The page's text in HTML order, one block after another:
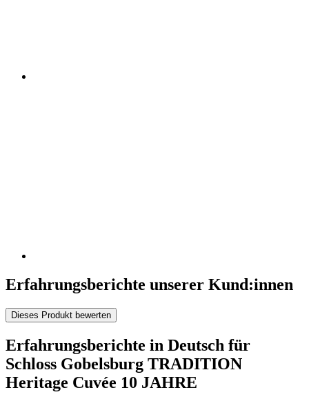
Erfahrungsberichte unserer Kund:innen
Dieses Produkt bewerten
Erfahrungsberichte in Deutsch für
Schloss Gobelsburg TRADITION
Heritage Cuvée 10 JAHRE